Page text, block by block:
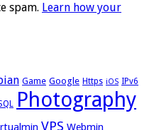
spam. Learn how your
Game Google Https iOS IPv6
Photography
VPS Webmin